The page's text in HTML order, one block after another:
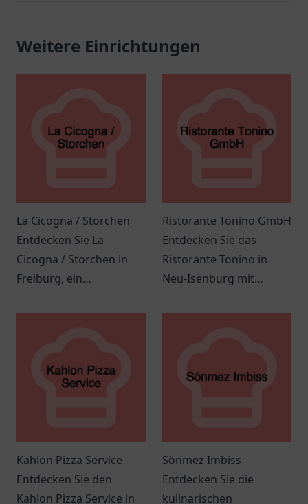
Weitere Einrichtungen
La Cicogna / Storchen
Entdecken Sie La
Cicogna / Storchen in
Freiburg, ein
mit italienischer Küche
Ristorante Tonino GmbH
Entdecken Sie das
Ristorante Tonino in
Neu-Isenburg mit
italienischer Küche und
Kahlon Pizza Service
Entdecken Sie den
Kahlon Pizza Service in
Sönmez Imbiss
Entdecken Sie die
kulinarischen